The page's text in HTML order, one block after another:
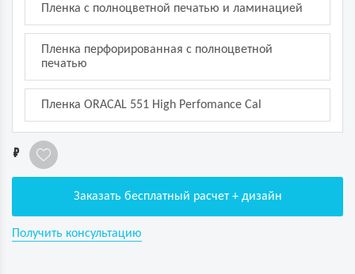
Пленка с полноцветной печатью и ламинацией
Пленка перфорированная с полноцветной
печатью
Пленка ORACAL 551 High Perfomance Cal
1
Заказать бесплатный расчет + дизайн
Получить консультацию